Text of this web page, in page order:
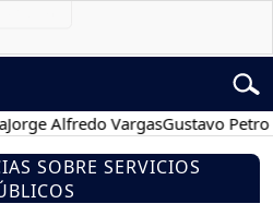
VargasGustavo Petro
SOBRE SERVICIOS